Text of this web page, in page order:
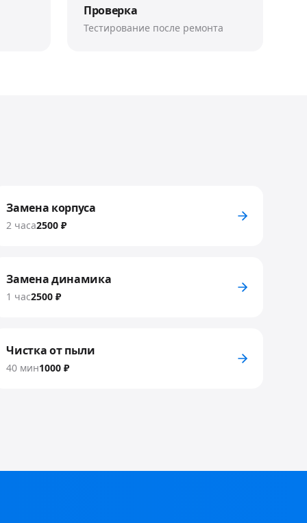
Проверка
Тестирование после ремонта
Замена корпуса
2 часа2500 ₽
Замена динамика
1 час2500 ₽
Чистка от пыли
40 мин1000 ₽